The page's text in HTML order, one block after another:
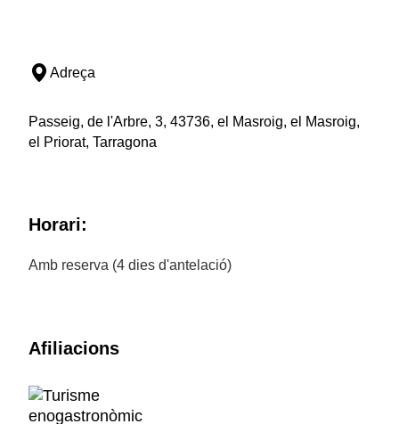
Adreça
Passeig, de l'Arbre, 3, 43736, el Masroig, el Masroig,
el Priorat, Tarragona
Horari:
Amb reserva (4 dies d'antelació)
Afiliacions